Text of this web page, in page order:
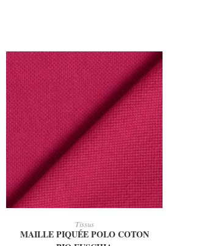
Tissus
MAILLE PIQUÉE POLO COTON